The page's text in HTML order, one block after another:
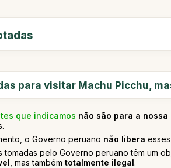
para visitar Machu Picchu,
que indicamos não são para a nossa
o Governo peruano não libera
tomadas pelo Governo peruano têm um
, mas também totalmente ilegal.